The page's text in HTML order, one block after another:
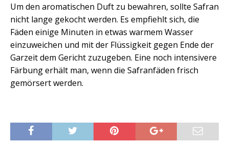
Um den aromatischen Duft zu bewahren, sollte Safran
nicht lange gekocht werden. Es empfiehlt sich, die
Fäden einige Minuten in etwas warmem Wasser
einzuweichen und mit der Flüssigkeit gegen Ende der
Garzeit dem Gericht zuzugeben. Eine noch intensivere
Färbung erhält man, wenn die Safranfäden frisch
gemörsert werden.